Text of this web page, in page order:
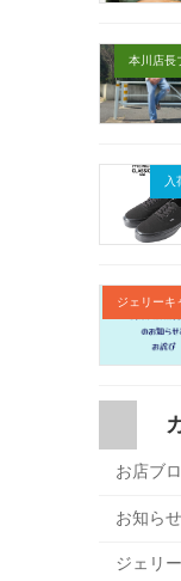
本川店長
入
ジェリーキ
お店ブ
お知らせ
ジェリ